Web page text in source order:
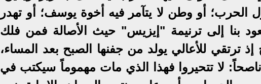
أو وطن لا يتآمر فيه أخوة يوسف؛ أو تهدر
بنا إلى ترنيمة "إيزيس" حيث الأصالة فمن فلك
ترتقي للأعالي يولد من جفنها الصبح بعد المساء،
لا تتحيروا فهذا الذي مات مهموماً سيكتب في